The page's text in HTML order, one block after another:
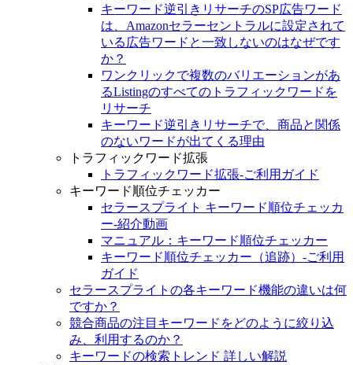
キーワード逆引きリサーチのSP広告ワード
は、Amazonセラーセントラルに設定されて
いる広告ワードと一致しないのはなぜです
か？
ワンクリックで複数のバリエーションがあ
るListingのすべてのトラフィックワードを
リサーチ
キーワード逆引きリサーチで、商品と関係
のないワードが出てくる理由
トラフィックワード拡張
トラフィックワード拡張-ご利用ガイド
キーワード順位チェッカー
セラースプライト キーワード順位チェッカ
ー‐紹介動画
マニュアル：キーワード順位チェッカー
キーワード順位チェッカー（追跡）-ご利用
ガイド
セラースプライトの各キーワード機能の違いは何
ですか？
競合商品の注目キーワードをどのように絞り込
み、利用するのか？
キーワードの検索トレンド 詳しい解説